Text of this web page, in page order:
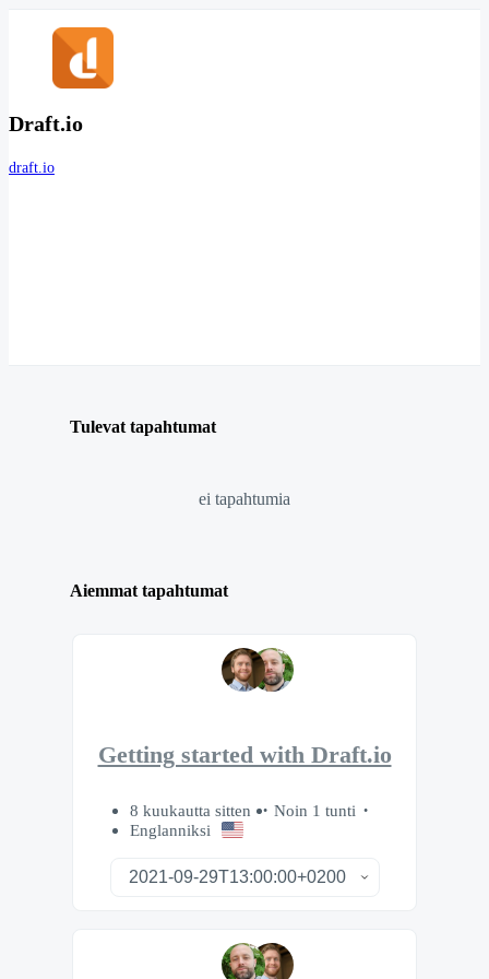
Draft.io
draft.io
Tulevat tapahtumat
ei tapahtumia
Aiemmat tapahtumat
Getting started with Draft.io
8 kuukautta sitten
Noin 1 tunti
Englanniksi